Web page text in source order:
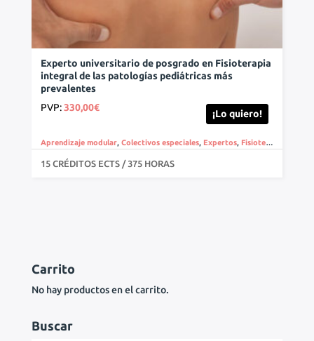
Experto universitario de posgrado en Fisioterapia
integral de las patologías pediátricas más
prevalentes
PVP: 330,00€
¡Lo quiero!
Aprendizaje modular, Colectivos especiales, Expertos, Fisioterapia
15 CRÉDITOS ECTS / 375 HORAS
Carrito
No hay productos en el carrito.
Buscar